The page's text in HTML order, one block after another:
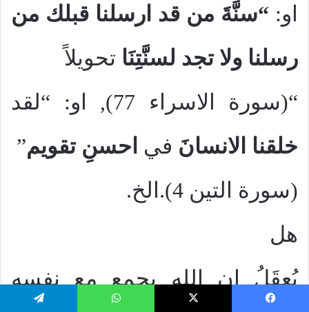
او: “سنَّةَ من قد ارسلنا قبلك من
رسلنا ولا تجد لسنَّتِنَا تحويلاً
“(سورة الاسراء 77), او: “لقد
خلقنا الانسانَ في احسنِ تقويم”
(سورة التين 4).الخ.
هل
يُعقَلُ ان الله يجمع مع نفسه